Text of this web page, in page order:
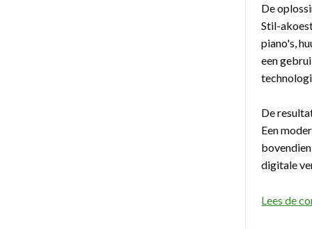
De
Stil-
piano's,
een
De
Een
digitale
Lees de